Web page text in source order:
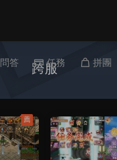
問答 任務 拼團
跨服
薦